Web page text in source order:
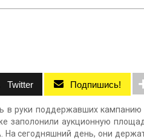
Twitter Подпишись!
в руки поддержавших кампанию
заполонили аукционную
сегодняшний день, они